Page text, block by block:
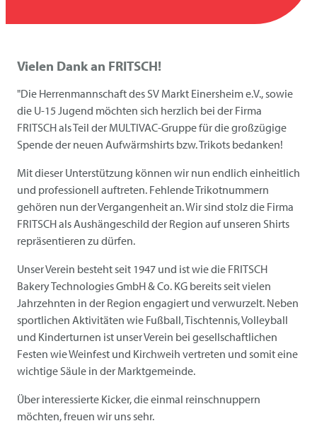
Vielen Dank an FRITSCH!
"Die Herrenmannschaft des SV Markt Einersheim e.V., sowie
die U-15 Jugend möchten sich herzlich bei der Firma
FRITSCHals Teil der MULTIVAC-Gruppe für die großzügige
Spende der neuen Aufwärmshirts bzw. Trikots bedanken!
Mit dieser Unterstützung können wir nun endlich einheitlich
und professionell auftreten. Fehlende Trikotnummern
gehören nun der Vergangenheit an. Wir sind stolz die Firma
FRITSCHals Aushängeschild der Region auf unseren Shirts
repräsentieren zu dürfen.
Unser Verein besteht seit 1947 und ist wie die FRITSCH
Bakery Technologies GmbH & Co. KG bereits seit vielen
Jahrzehnten in der Region engagiert und verwurzelt. Neben
sportlichen Aktivitäten wie Fußball, Tischtennis, Volleyball
und Kinderturnen ist unser Verein bei gesellschaftlichen
Festen wie Weinfest und Kirchweih vertreten und somit eine
wichtige Säule in der Marktgemeinde.
Über interessierte Kicker, die einmal reinschnuppern
möchten, freuen wir uns sehr.